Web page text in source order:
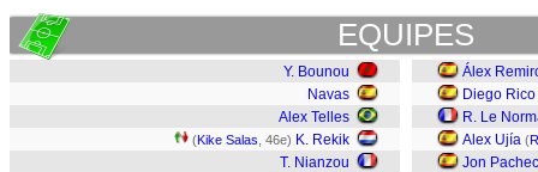
EQUIPES
Y. Bounou
Navas
Alex Telles
(Kike Salas , 46e) K. Rekik
T. Nianzou
Álex
Diego Rico
R. Le
Alex Ujía (
Jon